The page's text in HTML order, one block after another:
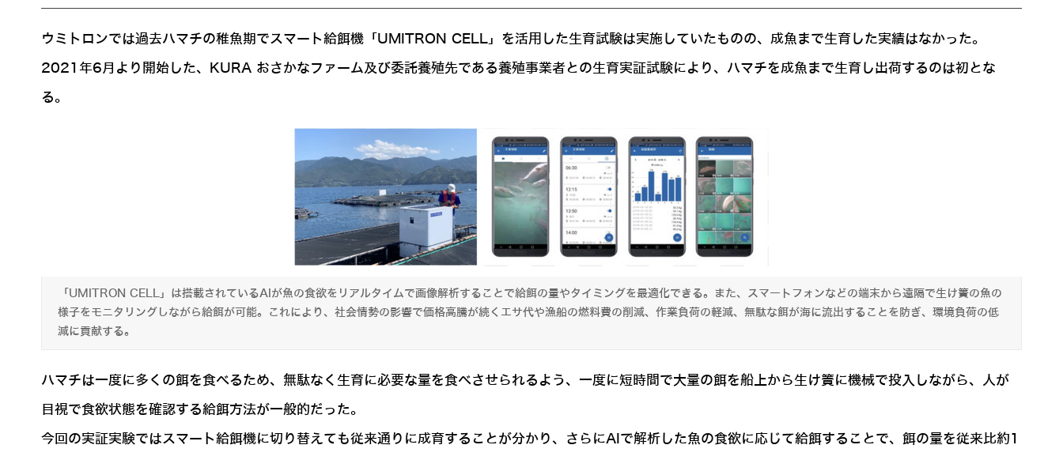
ウミトロンでは過去ハマチの稚魚期でスマート給餌機「UMITRON CELL」を活用した生育試験は実施していたものの、成魚まで生育した実績はなかった。
2021年6月より開始した、KURA おさかなファーム及び委託養殖先である養殖事業者との生育実証試験により、ハマチを成魚まで生育し出荷するのは初とな
る。
「UMITRON CELL」は搭載されているAIが魚の食欲をリアルタイムで画像解析することで給餌の量やタイミングを最適化できる。また、スマートフォンなどの端末から遠隔で生け簀の魚の
様子をモニタリングしながら給餌が可能。これにより、社会情勢の影響で価格高騰が続くエサ代や漁船の燃料費の削減、作業負荷の軽減、無駄な餌が海に流出することを防ぎ、環境負荷の低
減に貢献する。
ハマチは一度に多くの餌を食べるため、無駄なく生育に必要な量を食べさせられるよう、一度に短時間で大量の餌を船上から生け簀に機械で投入しながら、人が
目視で食欲状態を確認する給餌方法が一般的だった。
今回の実証実験ではスマート給餌機に切り替えても従来通りに成育することが分かり、さらにAIで解析した魚の食欲に応じて給餌することで、餌の量を従来比約1